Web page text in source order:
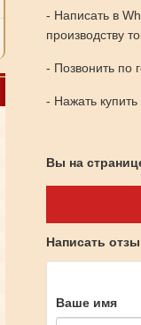
- Написать в
производству
- Позвонить по
- Нажать
Вы на
Написать
Ваше имя